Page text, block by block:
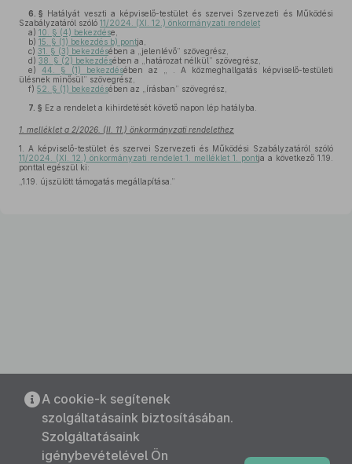
6. § Hatályát veszti a képviselő-testület és szervei Szervezeti és Működési
Szabályzatáról szóló 11/2024. (XI. 12.) önkormányzati rendelet
a) 10. § (4) bekezdése,
b) 15. § (1) bekezdés b) pontja,
c) 31. § (3) bekezdésében a „jelenlévő” szövegrész,
d) 38. § (2) bekezdésében a „határozat nélkül” szövegrész,
e)
44. § (1) bekezdésében az „ . A közmeghallgatás képviselő-testületi
ülésnek minősül” szövegrész,
f) 52. § (1) bekezdésében az „írásban” szövegrész,
7. § Ez a rendelet a kihirdetését követő napon lép hatályba.
1. melléklet a 2/2026. (II. 11.) önkormányzati rendelethez
1.
A képviselő-testület és szervei Szervezeti és Működési Szabályzatáról szóló
11/2024. (XI. 12.) önkormányzati rendelet 1. melléklet 1. pontja a következő 1.19.
ponttal egészül ki:
„1.19.
újszülött támogatás megállapítása.”
A cookie-k segítenek
szolgáltatásaink biztosításában.
Szolgáltatásaink
igénybevételével Ön